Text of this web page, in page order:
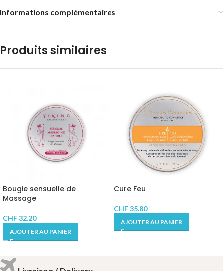
Informations complémentaires
Produits similaires
Bougie sensuelle de
Massage
CHF32.20
AJOUTER AU PANIER
Cure Feu
CHF35.80
AJOUTER AU PANIER